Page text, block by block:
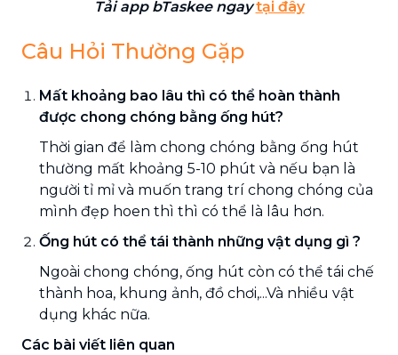
Tải app bTaskee ngay tại đây
Câu Hỏi Thường Gặp
Mất khoảng bao lâu thì có thể hoàn thành
được chong chóng bằng ống hút?
Thời gian để làm chong chóng bằng ống hút
thường mất khoảng 5-10 phút và nếu bạn là
người tỉ mỉ và muốn trang trí chong chóng của
mình đẹp hoen thì thì có thể là lâu hơn.
Ống hút có thể tái thành những vật dụng gì ?
Ngoài chong chóng, ống hút còn có thể tái chế
thành hoa, khung ảnh, đồ chơi,...Và nhiều vật
dụng khác nữa.
Các bài viết liên quan